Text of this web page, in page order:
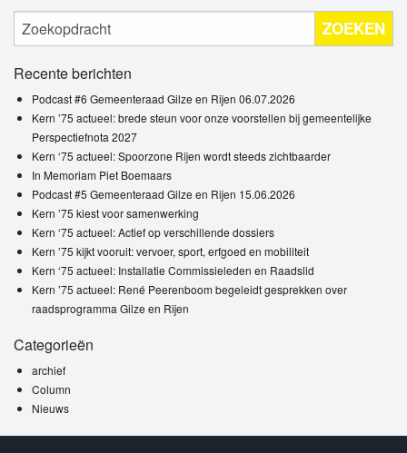
ZOEKEN
Recente berichten
Podcast #6 Gemeenteraad Gilze en Rijen 06.07.2026
Kern ’75 actueel: brede steun voor onze voorstellen bij gemeentelijke
Perspectiefnota 2027
Kern ‘75 actueel: Spoorzone Rijen wordt steeds zichtbaarder
In Memoriam Piet Boemaars
Podcast #5 Gemeenteraad Gilze en Rijen 15.06.2026
Kern ’75 kiest voor samenwerking
Kern ‘75 actueel: Actief op verschillende dossiers
Kern ’75 kijkt vooruit: vervoer, sport, erfgoed en mobiliteit
Kern ‘75 actueel: Installatie Commissieleden en Raadslid
Kern ’75 actueel: René Peerenboom begeleidt gesprekken over
raadsprogramma Gilze en Rijen
Categorieën
archief
Column
Nieuws